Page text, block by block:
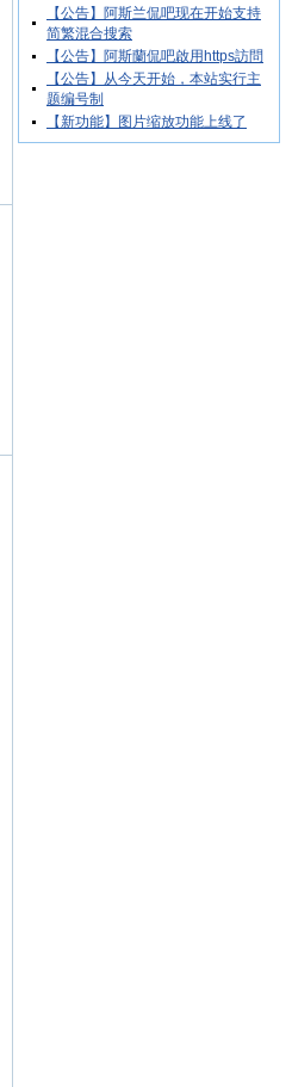
【公告】阿斯兰侃吧现在开始支持
简繁混合搜索
【公告】阿斯蘭侃吧啟用https訪問
【公告】从今天开始，本站实行主
题编号制
【新功能】图片缩放功能上线了